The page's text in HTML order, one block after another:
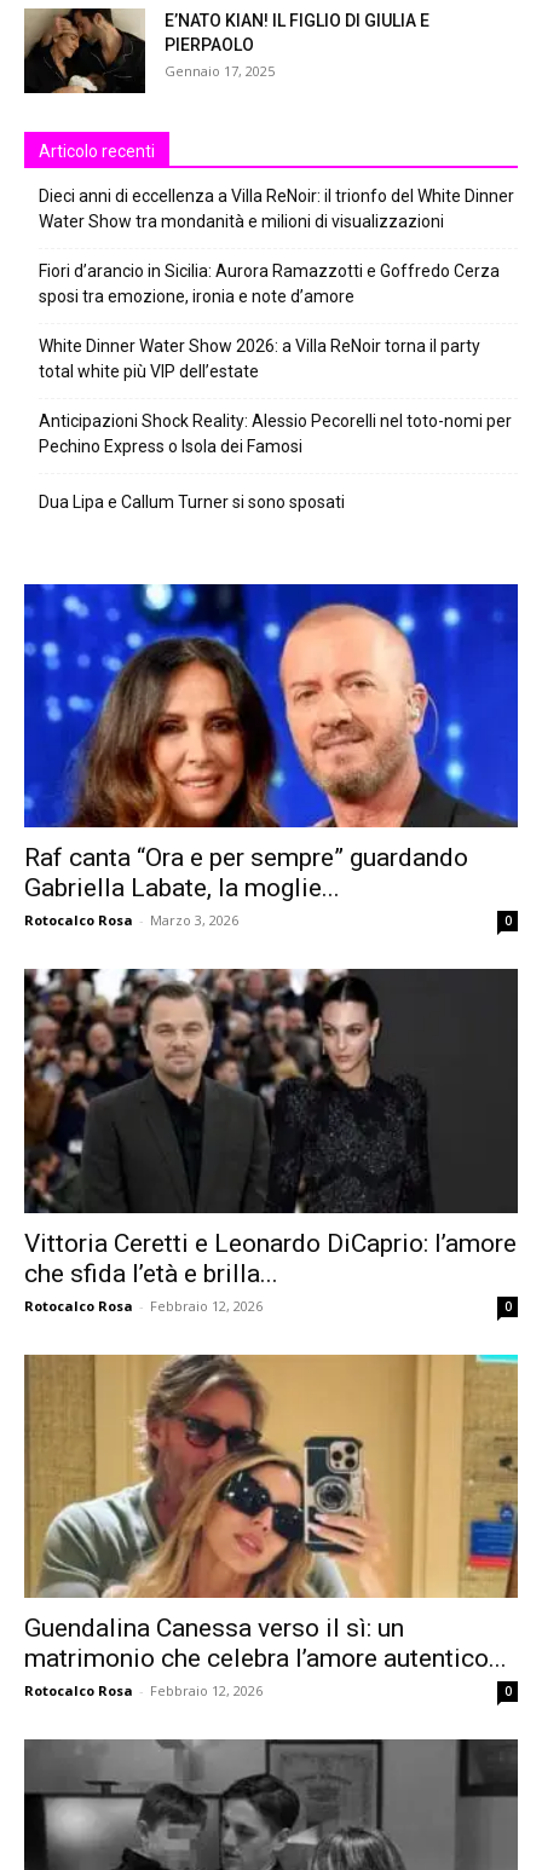
E’NATO KIAN! IL FIGLIO DI GIULIA E
PIERPAOLO
Gennaio 17, 2025
Articolo recenti
Dieci anni di eccellenza a Villa ReNoir: il trionfo del White Dinner
Water Show tra mondanità e milioni di visualizzazioni
Fiori d’arancio in Sicilia: Aurora Ramazzotti e Goffredo Cerza
sposi tra emozione, ironia e note d’amore
White Dinner Water Show 2026: a Villa ReNoir torna il party
total white più VIP dell’estate
Anticipazioni Shock Reality: Alessio Pecorelli nel toto-nomi per
Pechino Express o Isola dei Famosi
Dua Lipa e Callum Turner si sono sposati
Raf canta “Ora e per sempre” guardando
Gabriella Labate, la moglie...
Rotocalco Rosa - Marzo 3, 2026 0
Vittoria Ceretti e Leonardo DiCaprio: l’amore
che sfida l’età e brilla...
Rotocalco Rosa - Febbraio 12, 2026 0
Guendalina Canessa verso il sì: un
matrimonio che celebra l’amore autentico...
Rotocalco Rosa - Febbraio 12, 2026 0